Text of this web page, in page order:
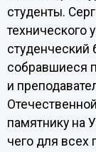
студенты.
технического
студенческий
собравшиеся
и
памятнику на
чего для всех